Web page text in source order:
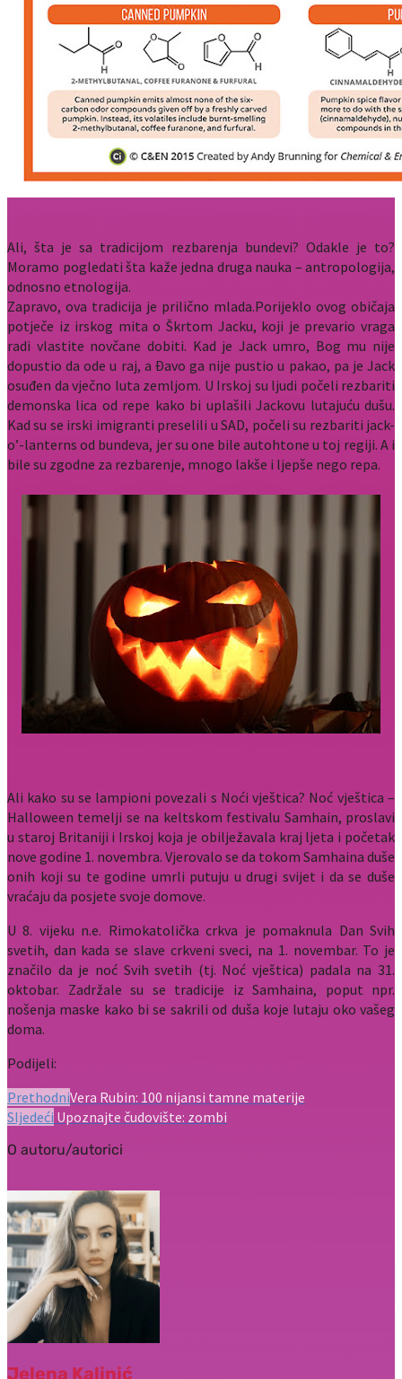
Ali, šta je sa tradicijom rezbarenja bundevi? Odakle je to?
Moramo pogledati šta kaže jedna druga nauka – antropologija,
odnosno etnologija.
Zapravo, ova tradicija je prilično mlada.Porijeklo ovog običaja
potječe iz irskog mita o Škrtom Jacku, koji je prevario vraga
radi vlastite novčane dobiti. Kad je Jack umro, Bog mu nije
dopustio da ode u raj, a Đavo ga nije pustio u pakao, pa je Jack
osuđen da vječno luta zemljom. U Irskoj su ljudi počeli rezbariti
demonska lica od repe kako bi uplašili Jackovu lutajuću dušu.
Kad su se irski imigranti preselili u SAD, počeli su rezbariti jack-
o’-lanterns od bundeva, jer su one bile autohtone u toj regiji. A i
bile su zgodne za rezbarenje, mnogo lakše i ljepše nego repa.
Ali kako su se lampioni povezali s Noći vještica? Noć vještica –
Halloween temelji se na keltskom festivalu Samhain, proslavi
u staroj Britaniji i Irskoj koja je obilježavala kraj ljeta i početak
nove godine 1. novembra. Vjerovalo se da tokom Samhaina duše
onih koji su te godine umrli putuju u drugi svijet i da se duše
vraćaju da posjete svoje domove.
U 8. vijeku n.e. Rimokatolička crkva je pomaknula Dan Svih
svetih, dan kada se slave crkveni sveci, na 1. novembar. To je
značilo da je noć Svih svetih (tj. Noć vještica) padala na 31.
oktobar. Zadržale su se tradicije iz Samhaina, poput npr.
nošenja maske kako bi se sakrili od duša koje lutaju oko vašeg
doma.
Podijeli:
PrethodniVera Rubin: 100 nijansi tamne materije
Sljedeći Upoznajte čudovište: zombi
O autoru/autorici
Jelena Kalinić